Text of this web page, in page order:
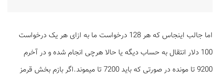
اما جالب اینجاس که هر 128 درخواست ما به ازای هر یک درخواست
100 دلار انتقال به حساب دیگه یا حالا هرچی انجام شده و در آخرم
9200 تا مونده در صورتی که باید 7200 تا میموند.اگر بازم بخش قرمز